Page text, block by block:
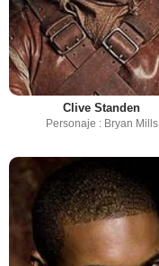
Clive Standen
Personaje : Bryan Mills